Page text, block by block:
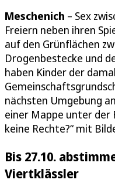
Meschenich – Sex
Freiern neben ihren
auf den Grünflächen
Drogenbestecke und
haben Kinder der
nächsten Umgebung
einer Mappe unter der
keine Rechte?“ mit
Bis 27.10.
Viertklässler